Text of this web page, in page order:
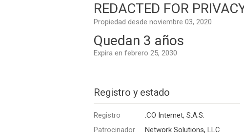
REDACTED FOR
Propiedad desde noviembre 03, 2020
Quedan 3 años
Expira en febrero 25, 2030
Registro y estado
Registro
.CO Internet, S.A.S.
Patrocinador
Network Solutions, LLC